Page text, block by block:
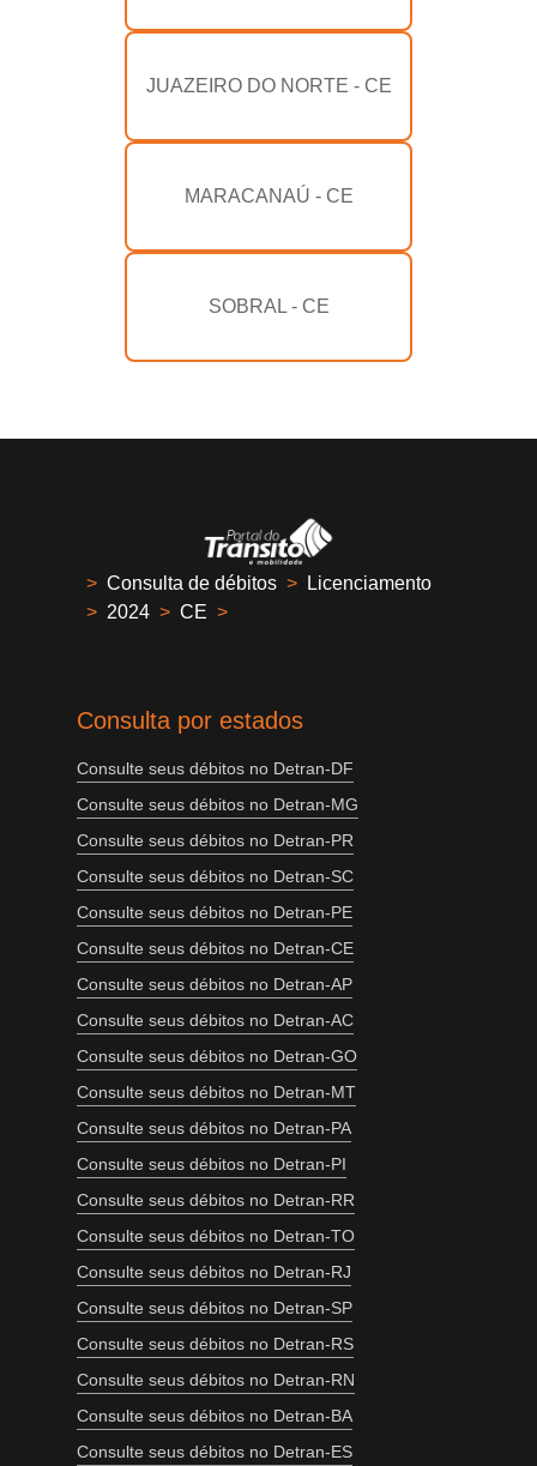
JUAZEIRO DO NORTE - CE
MARACANAÚ - CE
SOBRAL - CE
> Consulta de débitos > Licenciamento
> 2024 > CE >
Consulta por estados
Consulte seus débitos no Detran-DF
Consulte seus débitos no Detran-MG
Consulte seus débitos no Detran-PR
Consulte seus débitos no Detran-SC
Consulte seus débitos no Detran-PE
Consulte seus débitos no Detran-CE
Consulte seus débitos no Detran-AP
Consulte seus débitos no Detran-AC
Consulte seus débitos no Detran-GO
Consulte seus débitos no Detran-MT
Consulte seus débitos no Detran-PA
Consulte seus débitos no Detran-PI
Consulte seus débitos no Detran-RR
Consulte seus débitos no Detran-TO
Consulte seus débitos no Detran-RJ
Consulte seus débitos no Detran-SP
Consulte seus débitos no Detran-RS
Consulte seus débitos no Detran-RN
Consulte seus débitos no Detran-BA
Consulte seus débitos no Detran-ES